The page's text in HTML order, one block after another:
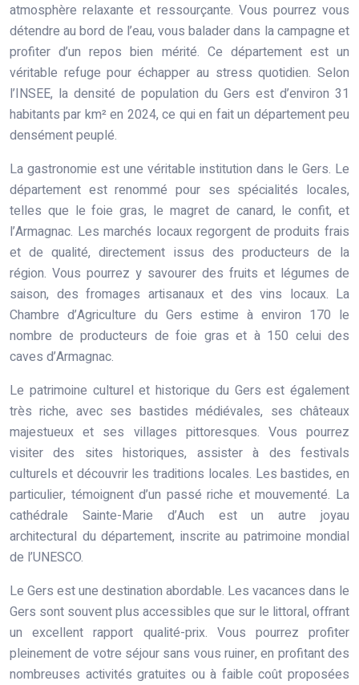
atmosphère relaxante et ressourçante. Vous pourrez vous
détendre au bord de l’eau, vous balader dans la campagne et
profiter d’un repos bien mérité. Ce département est un
véritable refuge pour échapper au stress quotidien. Selon
l’INSEE, la densité de population du Gers est d’environ 31
habitants par km² en 2024, ce qui en fait un département peu
densément peuplé.
La gastronomie est une véritable institution dans le Gers. Le
département est renommé pour ses spécialités locales,
telles que le foie gras, le magret de canard, le confit, et
l’Armagnac. Les marchés locaux regorgent de produits frais
et de qualité, directement issus des producteurs de la
région. Vous pourrez y savourer des fruits et légumes de
saison, des fromages artisanaux et des vins locaux. La
Chambre d’Agriculture du Gers estime à environ 170 le
nombre de producteurs de foie gras et à 150 celui des
caves d’Armagnac.
Le patrimoine culturel et historique du Gers est également
très riche, avec ses bastides médiévales, ses châteaux
majestueux et ses villages pittoresques. Vous pourrez
visiter des sites historiques, assister à des festivals
culturels et découvrir les traditions locales. Les bastides, en
particulier, témoignent d’un passé riche et mouvementé. La
cathédrale Sainte-Marie d’Auch est un autre joyau
architectural du département, inscrite au patrimoine mondial
de l’UNESCO.
Le Gers est une destination abordable. Les vacances dans le
Gers sont souvent plus accessibles que sur le littoral, offrant
un excellent rapport qualité-prix. Vous pourrez profiter
pleinement de votre séjour sans vous ruiner, en profitant des
nombreuses activités gratuites ou à faible coût proposées